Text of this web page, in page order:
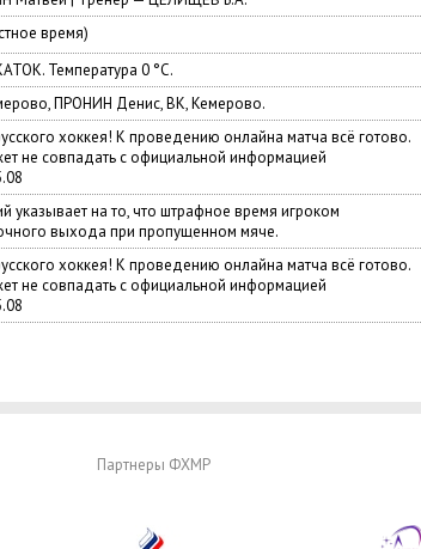
время)
Температура 0 °C.
ПРОНИН Денис, ВК, Кемерово.
хоккея! К проведению онлайна матча всё готово.
не совпадать с официальной информацией
указывает на то, что штрафное время игроком
выхода при пропущенном мяче.
хоккея! К проведению онлайна матча всё готово.
не совпадать с официальной информацией
Партнеры ФХМР